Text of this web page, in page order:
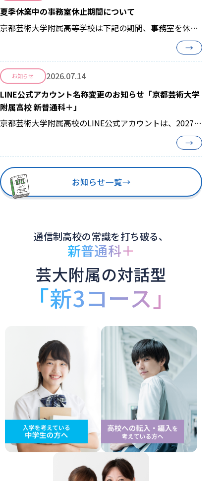
夏季休業中の事務室休止期間について
京都芸術大学附属高等学校は下記の期間、事務室を休止
→
お知らせ
2026.07.14
LINE公式アカウント名称変更のお知らせ「京都芸術大学
附属高校 新普通科＋」
京都芸術大学附属高校のLINE公式アカウントは、2027年
→
お知らせ一覧→
通信制高校の常識を打ち破る、
新普通科＋
芸大附属の対話型
「新3コース」